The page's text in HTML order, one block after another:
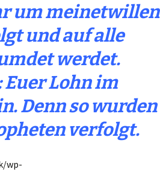
um meinetwillen
und auf alle
werdet.
Lohn im
Denn so wurden
verfolgt.
wp-